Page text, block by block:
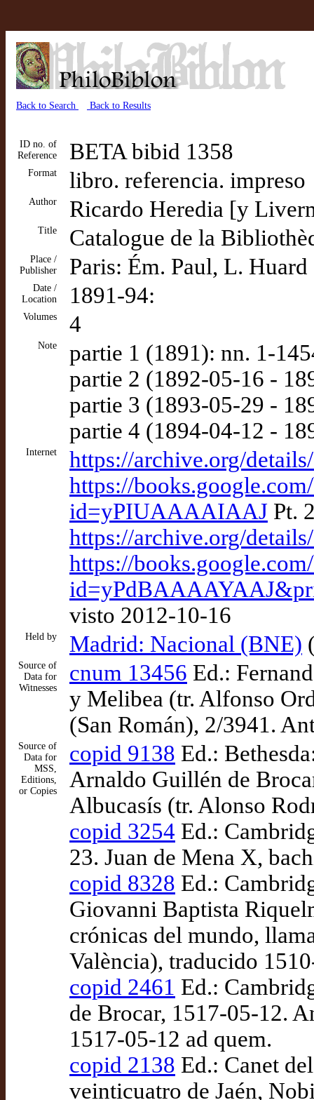
Back to Search Back to Results
ID no. of
Reference
BETA bibid 1358
Format libro. referencia. impreso
Author Ricardo Heredia [y
Title Catalogue de la
Place /
Publisher
Paris: Ém. Paul, L.
Date /
Location
1891-94:
Volumes 4
Note
partie 1 (1891): nn. 1-
partie 2 (1892-05-16 -
partie 3 (1893-05-29 -
partie 4 (1894-04-12 -
Internet
https://archive.org/
https://
id=yPIUAAAAIAAJ Pt.
https://archive.org/
https://
visto 2012-10-16
Held by Madrid: Nacional (BNE)
Source of
Data for
Witnesses
cnum 13456 Ed.:
y Melibea (tr. Alfonso
(San Román), 2/3941.
Source of
Data for
MSS,
Editions,
or Copies
copid 9138 Ed.:
Arnaldo Guillén de
Albucasís (tr. Alonso
copid 3254 Ed.:
23. Juan de Mena X,
copid 8328 Ed.:
Giovanni Baptista
crónicas del mundo,
València), traducido
copid 2461 Ed.:
de Brocar, 1517-05-12.
1517-05-12 ad quem.
copid 2138 Ed.: Canet
veinticuatro de Jaén,